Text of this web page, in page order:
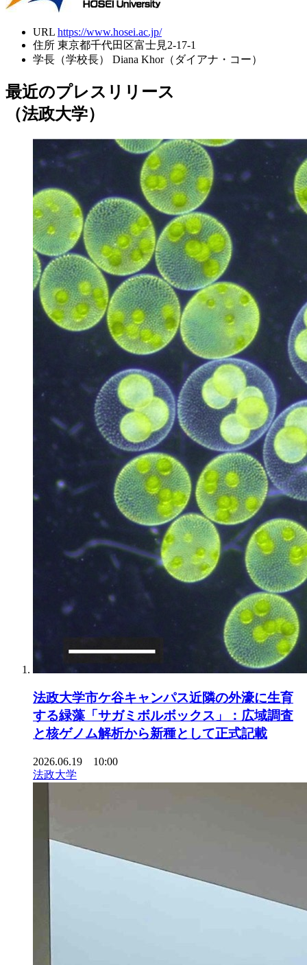
URL https://www.hosei.ac.jp/
住所 東京都千代田区富士見2-17-1
学長（学校長）
Diana Khor（ダイアナ・コー）
最近のプレスリリース
（法政大学）
法政大学市ケ谷キャンパス近隣の外濠に生育
する緑藻「サガミボルボックス」：広域調査
と核ゲノム解析から新種として正式記載
2026.06.19 10:00
法政大学